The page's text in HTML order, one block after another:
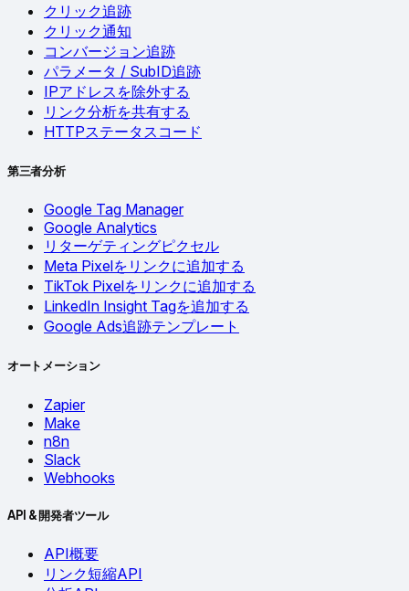
クリック追跡
クリック通知
コンバージョン追跡
パラメータ / SubID追跡
IPアドレスを除外する
リンク分析を共有する
HTTPステータスコード
第三者分析
Google Tag Manager
Google Analytics
リターゲティングピクセル
Meta Pixelをリンクに追加する
TikTok Pixelをリンクに追加する
LinkedIn Insight Tagを追加する
Google Ads追跡テンプレート
オートメーション
Zapier
Make
n8n
Slack
Webhooks
API & 開発者ツール
API概要
リンク短縮API